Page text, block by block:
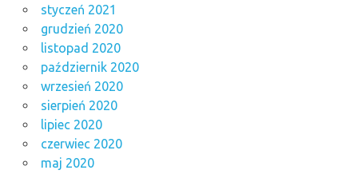
styczeń 2021
grudzień 2020
listopad 2020
październik 2020
wrzesień 2020
sierpień 2020
lipiec 2020
czerwiec 2020
maj 2020